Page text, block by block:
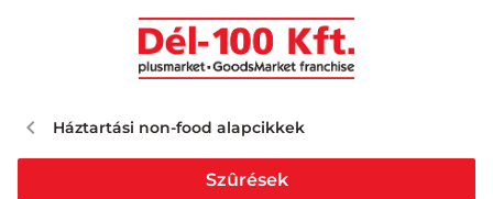
Háztartási non-food alapcikkek
Szûrések